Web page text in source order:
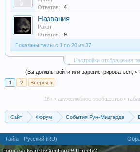
Ответов:
4
Названия
Ракот
Ответов:
9
Показаны темы с 1 по 20 из 37
Настройки отображения
(Вы должны войти или зарегистрироваться,
1
2 Вперёд >
16+ • дружелюбное сообщество • табак
Сайт Форум События Рун-Мидгарда
Тайга Русский (RU)
Forum software by XenForo™ |FreeRO